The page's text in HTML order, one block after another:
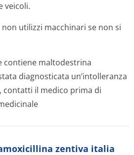
veicoli.
utilizzi macchinari se non si
contiene maltodestrina
diagnosticata un’intolleranza
contatti il medico prima di
zentiva italia